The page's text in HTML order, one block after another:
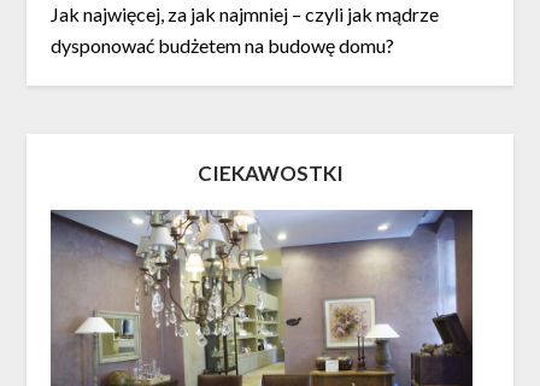
Jak najwięcej, za jak najmniej – czyli jak mądrze
dysponować budżetem na budowę domu?
CIEKAWOSTKI